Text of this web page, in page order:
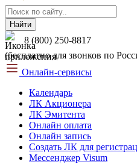
Найти
8 (800) 250-8817
(бесплатно для звонков по
Онлайн-сервисы
Календарь
ЛК Акционера
ЛК Эмитента
Онлайн оплата
Онлайн запись
Создать ЛК для
Мессенджер Visum